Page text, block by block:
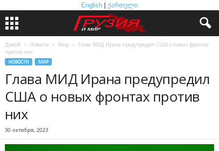
English ქართული
Домой Новости Мир
Глава МИД Ирана предупредил США о новых фронтах
против них
НОВОСТИ МИР
Глава МИД Ирана предупредил
США о новых фронтах против
них
30 октября, 2023